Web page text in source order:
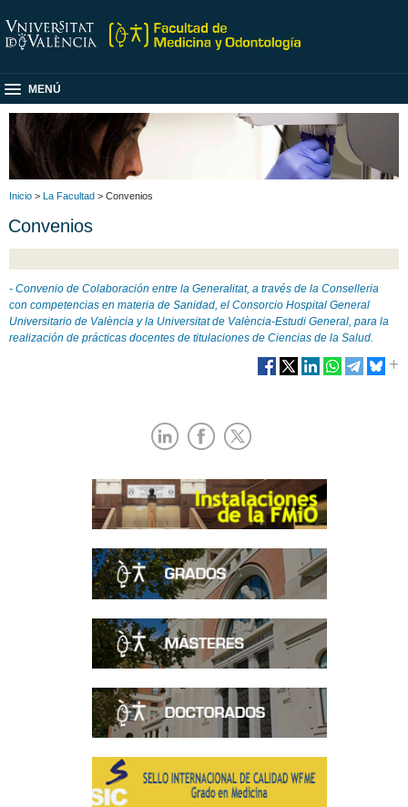
MENÚ
Inicio > La Facultad > Convenios
Convenios
- Convenio de Colaboración entre la Generalitat, a través de la Conselleria
con competencias en materia de Sanidad, el Consorcio Hospital General
Universitario de València y la Universitat de València-Estudi General, para la
realización de prácticas docentes de titulaciones de Ciencias de la Salud.